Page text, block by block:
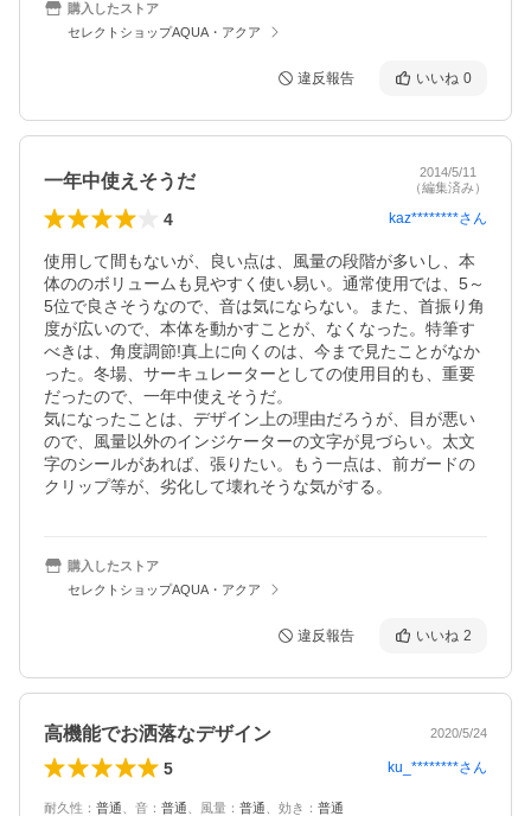
購入したストア
セレクトショップAQUA・アクア
違反報告 いいね 0
一年中使えそうだ
2014/5/11
（編集済み）
4 kaz********さん
使用して間もないが、良い点は、風量の段階が多いし、本
体ののボリュームも見やすく使い易い。通常使用では、5～
5位で良さそうなので、音は気にならない。また、首振り角
度が広いので、本体を動かすことが、なくなった。特筆す
べきは、角度調節!真上に向くのは、今まで見たことがなか
った。冬場、サーキュレーターとしての使用目的も、重要
だったので、一年中使えそうだ。
気になったことは、デザイン上の理由だろうが、目が悪い
ので、風量以外のインジケーターの文字が見づらい。太文
字のシールがあれば、張りたい。もう一点は、前ガードの
クリップ等が、劣化して壊れそうな気がする。
購入したストア
セレクトショップAQUA・アクア
違反報告 いいね 2
高機能でお洒落なデザイン 2020/5/24
5 ku_********さん
耐久性 ： 普通 音 ： 普通 風量 ： 普通 効き ： 普通